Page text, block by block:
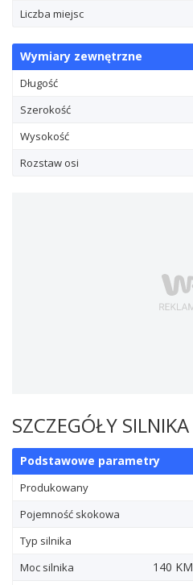
Liczba miejsc
Wymiary zewnętrzne
Długość
Szerokość
Wysokość
Rozstaw osi
SZCZEGÓŁY SILNIKA
Podstawowe parametry
Produkowany
Pojemność skokowa
Typ silnika
Moc silnika 140 KM